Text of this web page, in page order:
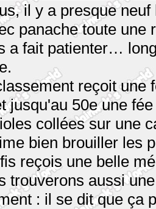
il y a presque
panache toute
a fait patienter…
reçoit une
jusqu'au 50e une
collées sur une
bien brouiller les
reçois une belle
trouverons aussi
: il se dit que